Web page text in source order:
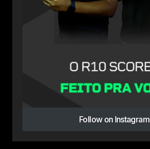
Follow on Instagram